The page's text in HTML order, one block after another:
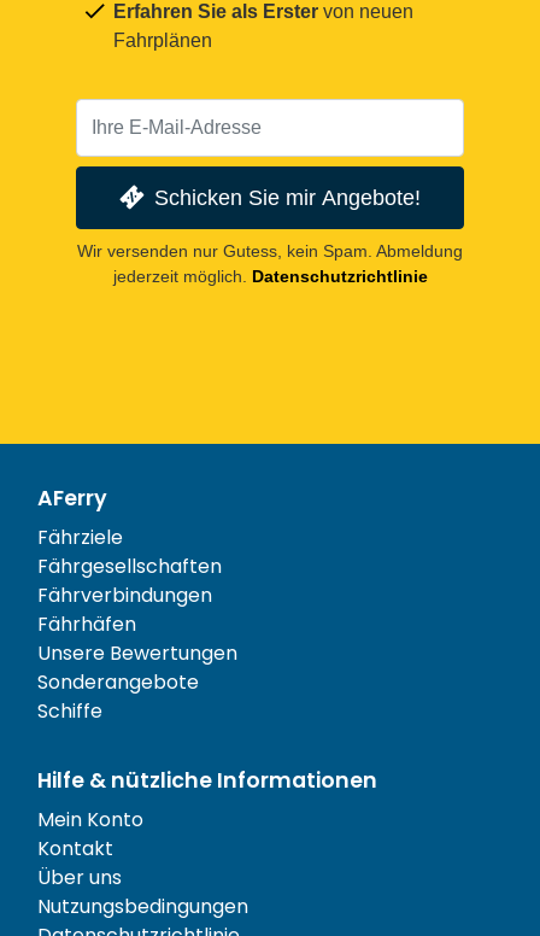
Erfahren Sie als Erster von neuen
Fahrplänen
Schicken Sie mir Angebote!
Wir versenden nur Gutess, kein Spam. Abmeldung
jederzeit möglich.
Datenschutzrichtlinie
AFerry
Fährziele
Fährgesellschaften
Fährverbindungen
Fährhäfen
Unsere Bewertungen
Sonderangebote
Schiffe
Hilfe & nützliche Informationen
Mein Konto
Kontakt
Über uns
Nutzungsbedingungen